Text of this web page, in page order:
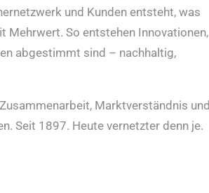
und Kunden entsteht, was
Mehrwert. So entstehen Innovationen,
abgestimmt sind – nachhaltig,
Marktverständnis und
Seit 1897. Heute vernetzter denn je.